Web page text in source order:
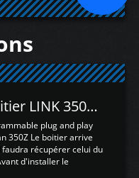
Test du boitier LINK 350Z Plugin ECU
plug and play
350Z Le boitier arrive
récupérer celui du
d'installer le